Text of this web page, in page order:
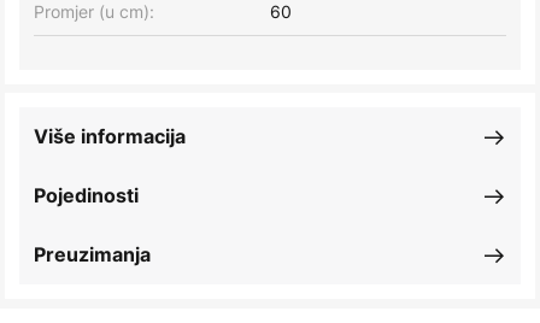
Promjer (u cm):
60
Pojedinosti
Više informacija
Preuzimanja